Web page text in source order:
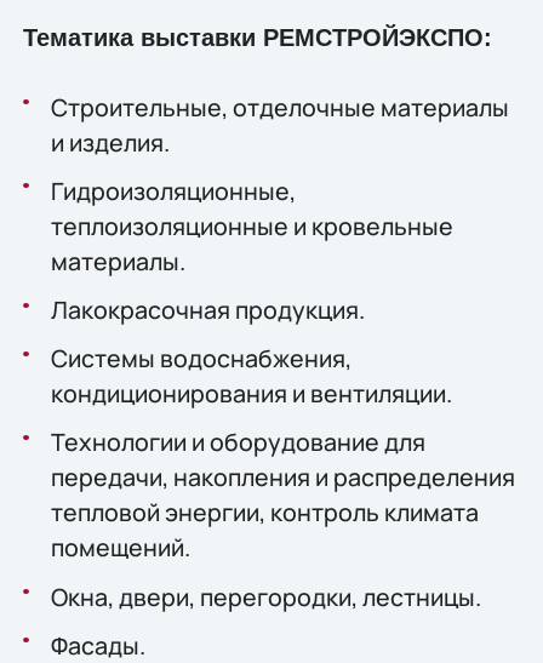
Тематика выставки РЕМСТРОЙЭКСПО:
Строительные, отделочные материалы
и изделия.
Гидроизоляционные,
теплоизоляционные и кровельные
материалы.
Лакокрасочная продукция.
Системы водоснабжения,
кондиционирования и вентиляции.
Технологии и оборудование для
передачи, накопления и распределения
тепловой энергии, контроль климата
помещений.
Окна, двери, перегородки, лестницы.
Фасады.